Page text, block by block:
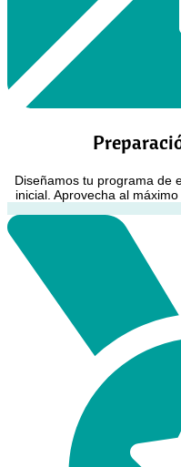
Diseñamos tu programa de
inicial. Aprovecha al